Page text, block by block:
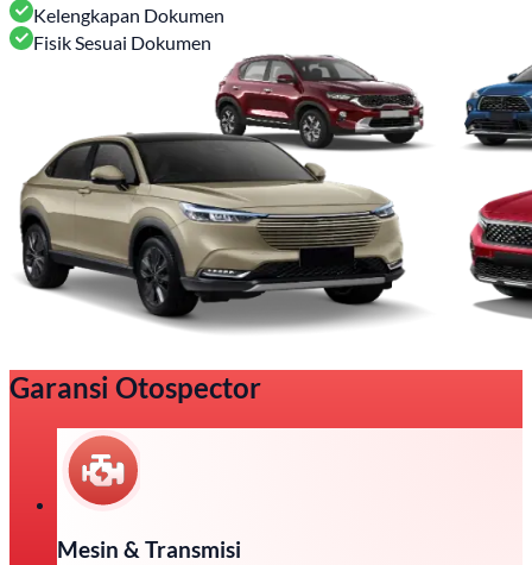
Kelengkapan Dokumen
Fisik Sesuai Dokumen
Garansi Otospector
Mesin & Transmisi